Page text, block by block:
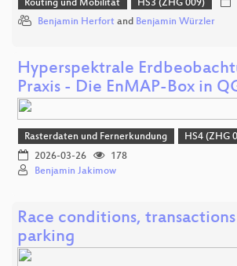
Routing und Mobilität HS3 (ZHG 009)
Benjamin Herfort and Benjamin Würzler
Hyperspektrale
Praxis - Die EnMAP-Box in
Rasterdaten und Fernerkundung
HS4 (ZHG
2026-03-26
178
Benjamin Jakimow
Race conditions,
parking